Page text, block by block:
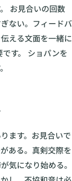
お見合いの回数
ない。フィードバ
える文面を一緒に
す。 ショパンを
ます。お見合いで
ある。真剣交際を
気になり始める。